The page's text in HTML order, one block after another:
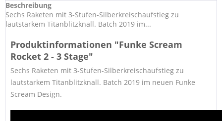
Beschreibung
Sechs Raketen mit 3-Stufen-Silberkreischaufstieg zu
lautstarkem Titanblitzknall. Batch 2019 im...
Produktinformationen "Funke Scream
Rocket 2 - 3 Stage"
Sechs Raketen mit 3-Stufen-Silberkreischaufstieg zu
lautstarkem Titanblitzknall. Batch 2019 im neuen Funke
Scream Design.